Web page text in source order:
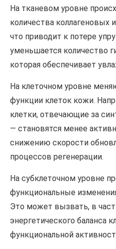
На тканевом уровне
количества коллагеновых
что приводит к потере
уменьшается количество
которая обеспечивает
На клеточном уровне
функции клеток кожи.
клетки, отвечающие за
— становятся менее
снижению скорости
процессов регенерации.
На субклеточном уровне
функциональные
Это может вызвать, в
энергетического баланса
функциональной